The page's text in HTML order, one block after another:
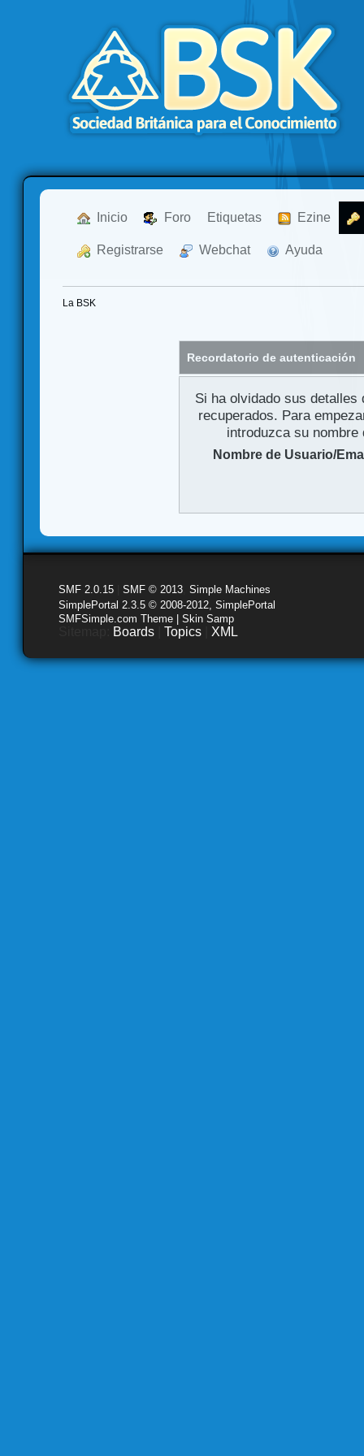
Inicio Foro Etiquetas Ezine
Registrarse Webchat Ayuda
La BSK
Recordatorio de autenticación
Si ha olvidado sus
recuperados. Para
introduzca su
Nombre de Usuario/
SMF 2.0.15 SMF © 2013 Simple Machines
SimplePortal 2.3.5 © 2008-2012, SimplePortal
SMFSimple.com Theme | Skin Samp
Boards Topics XML